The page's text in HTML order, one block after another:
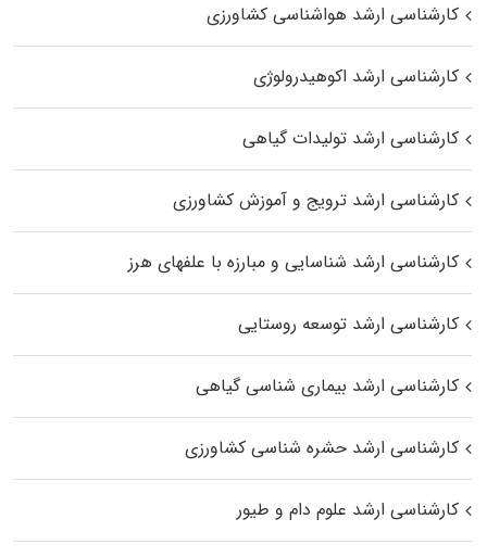
کارشناسی ارشد هواشناسی کشاورزی
کارشناسی ارشد اکوهیدرولوژی
کارشناسی ارشد تولیدات گیاهی
کارشناسی ارشد ترویج و آموزش کشاورزی
کارشناسی ارشد شناسایی و مبارزه با علفهای هرز
کارشناسی ارشد توسعه روستایی
کارشناسی ارشد بیماری‌ شناسی گیاهی
کارشناسی ارشد حشره‌ شناسی کشاورزی
کارشناسی ارشد علوم دام و طیور